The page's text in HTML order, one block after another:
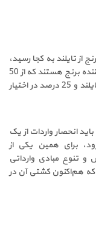
تایلند به کجا رسید،
خاطرنشان کرد: تایلند و هند دو کشور بزرگ صادرکننده برنج هستند که از 50
میلیون تجارت برنج در دنیا، 25 درصد در دست تایلند و 25 درصد در اختیار
انحصار واردات از یک
برای همین یکی از
و تنوع مبادی وارداتی
که هم‌اکنون کشتی آن در